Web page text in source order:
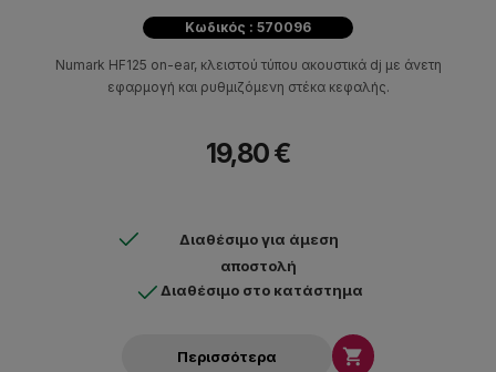
Κωδικός : 570096
Numark HF125 on-ear, κλειστού τύπου ακουστικά dj με άνετη
εφαρμογή και ρυθμιζόμενη στέκα κεφαλής.
19,80 €
Διαθέσιμο για άμεση
αποστολή
Διαθέσιμο στο κατάστημα
Περισσότερα 